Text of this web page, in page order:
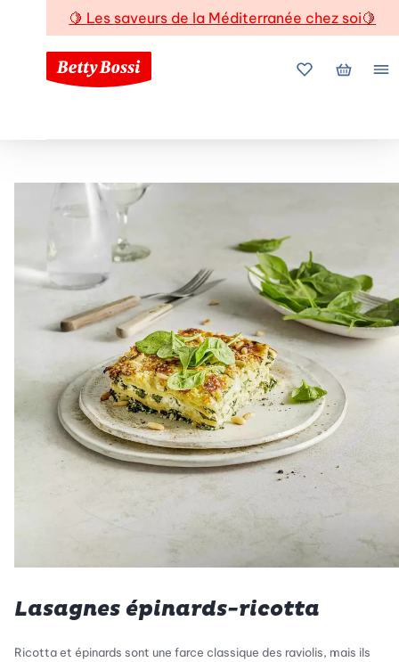
🍋 Les saveurs de la Méditerranée chez soi🍋
Mes favoris
Mon
Lasagnes épinards-ricotta
Ricotta et épinards sont une farce classique des raviolis, mais ils